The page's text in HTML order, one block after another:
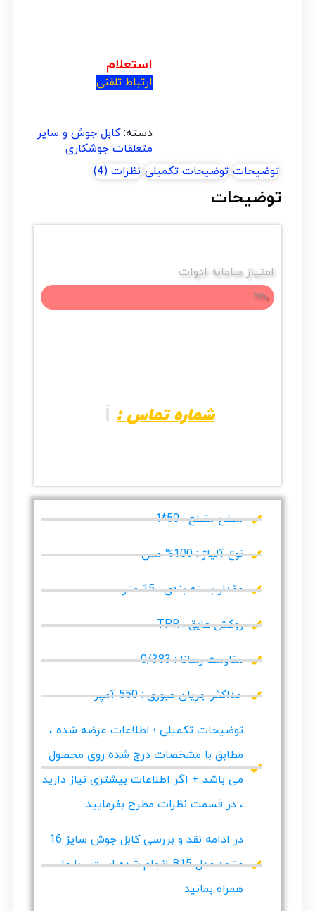
استعلام
ارتباط تلفنی
دسته:کابل جوش و سایر
متعلقات جوشکاری
توضیحات توضیحات تکمیلی نظرات (4)
توضیحات
امتیاز سامانه ادوات
% مزایا و معایب کابل جوش سایز 16 متحد مدل B15..با ما همراه شوید
79%
شماره تماس :
سطح مقطع : 50*1
نوع آلیاژ : 100% مس
مقدار بسته بندی : 15 متر
روکش عایق : TPR
مقاومت رسانا : 0/383
حداکثر جریان عبوری : 550 آمپر
توضیحات تکمیلی ؛ اطلاعات عرضه شده ،
مطابق با مشخصات درج شده روی محصول
می باشد + اگر اطلاعات بیشتری نیاز دارید
، در قسمت نظرات مطرح بفرمایید
در ادامه نقد و بررسی کابل جوش سایز 16
متحد مدل B15 انجام شده است ، با ما
همراه بمانید